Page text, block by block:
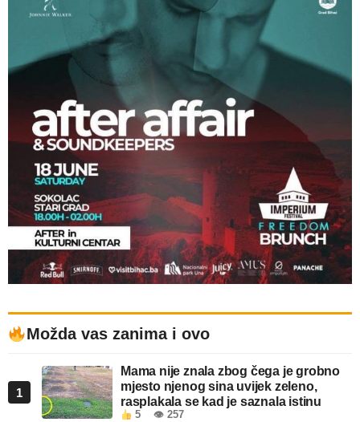
Možda vas zanima i ovo
1
Mama nije znala zbog čega je grobno
mjesto njenog sina uvijek zeleno,
rasplakala se kad je saznala istinu
5 👁 257